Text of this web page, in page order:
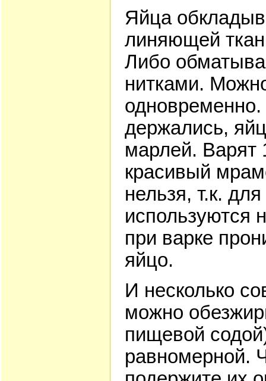
Яйца
линяющей
Либо
нитками.
держались,
марлей. Варят
красивый
нельзя, т.к.
используются
при варке
яйцо.
И несколько
можно
пищевой
равномерной.